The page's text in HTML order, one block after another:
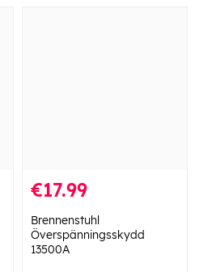
€17.99
Brennenstuhl
Överspänningsskydd
13500A